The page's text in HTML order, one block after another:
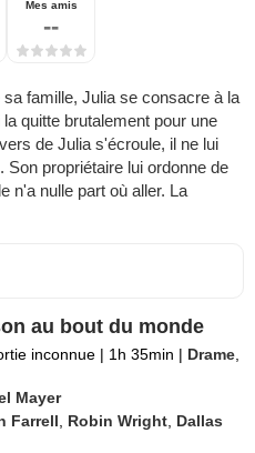
Mes amis
--
famille, Julia se consacre à la
quitte brutalement pour une
de Julia s'écroule, il ne lui
propriétaire lui ordonne de
n'a nulle part où aller. La
au bout du monde
inconnue | 1h 35min | Drame
Mayer
Farrell Robin Wright Dallas